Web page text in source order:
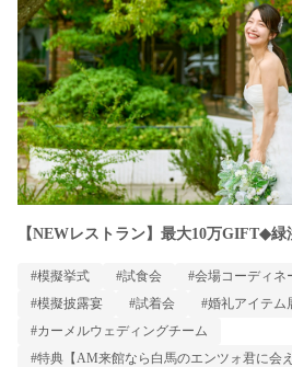
【NEWレストラン】最大10万GIFT◆
#模擬挙式 #試食会 #会場コーディネ
#模擬披露宴
#試着会
#婚礼アイテム
#カーメルウェディングチーム
#特典【AM来館なら白馬のエンツォ君に会え